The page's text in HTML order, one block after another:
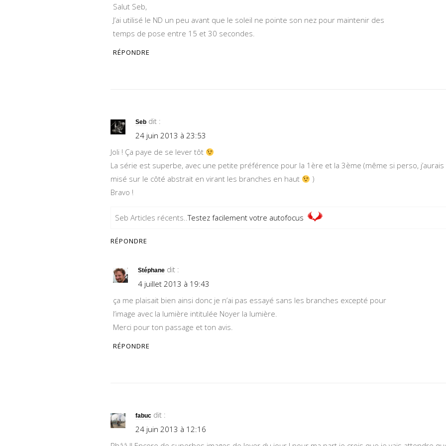
Salut Seb,
J’ai utilisé le ND un peu avant que le soleil ne pointe son nez pour maintenir des
temps de pose entre 15 et 30 secondes.
RÉPONDRE
Seb dit :
24 juin 2013 à 23:53
Joli ! Ça paye de se lever tôt
La série est superbe, avec une petite préférence pour la 1ère et la 3ème (même si perso,
misé sur le côté abstrait en virant les branches en haut
)
Bravo !
Seb Articles récents..Testez facilement votre autofocus
RÉPONDRE
Stéphane dit :
4 juillet 2013 à 19:43
ça me plaisait bien ainsi donc je n’ai pas essayé sans les branches excepté pour
l’image avec la lumière intitulée Noyer la lumière.
Merci pour ton passage et ton avis.
RÉPONDRE
fabuc dit :
24 juin 2013 à 12:16